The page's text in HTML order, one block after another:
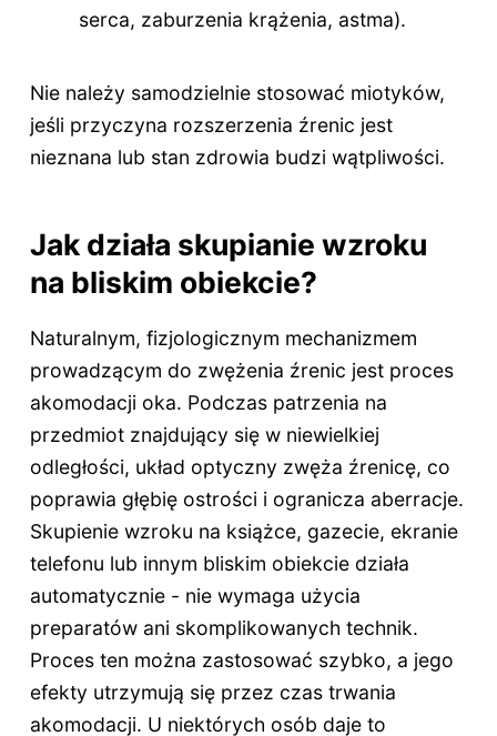
serca, zaburzenia krążenia, astma).
Nie należy samodzielnie stosować miotyków,
jeśli przyczyna rozszerzenia źrenic jest
nieznana lub stan zdrowia budzi wątpliwości.
Jak działa skupianie wzroku
na bliskim obiekcie?
Naturalnym, fizjologicznym mechanizmem
prowadzącym do zwężenia źrenic jest proces
akomodacji oka. Podczas patrzenia na
przedmiot znajdujący się w niewielkiej
odległości, układ optyczny zwęża źrenicę, co
poprawia głębię ostrości i ogranicza aberracje.
Skupienie wzroku na książce, gazecie, ekranie
telefonu lub innym bliskim obiekcie działa
automatycznie - nie wymaga użycia
preparatów ani skomplikowanych technik.
Proces ten można zastosować szybko, a jego
efekty utrzymują się przez czas trwania
akomodacji. U niektórych osób daje to